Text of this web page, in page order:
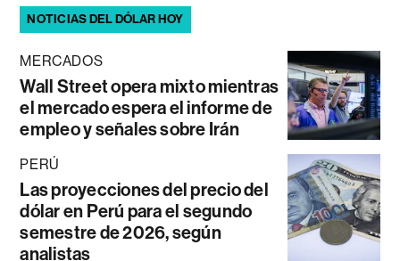
NOTICIAS DEL DÓLAR HOY
MERCADOS
Wall Street opera mixto mientras
el mercado espera el informe de
empleo y señales sobre Irán
PERÚ
Las proyecciones del precio del
dólar en Perú para el segundo
semestre de 2026, según
analistas